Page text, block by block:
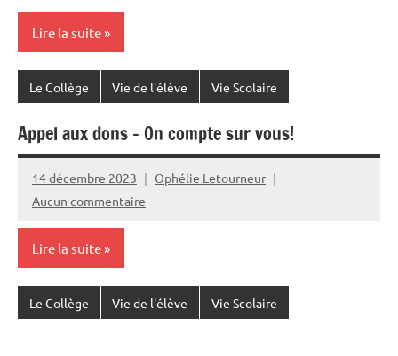
Lire la suite
Le Collège Vie de l'élève Vie Scolaire
Appel aux dons – On compte sur vous!
14 décembre 2023
Ophélie Letourneur
Aucun commentaire
Lire la suite
Le Collège Vie de l'élève Vie Scolaire